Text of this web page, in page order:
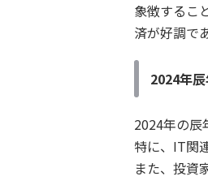
象徴するこ
済が好調で
2024年
2024年の辰
特に、IT関
また、投資